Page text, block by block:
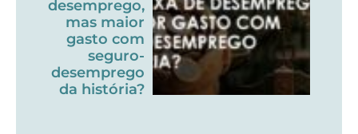
desemprego,
mas maior
gasto com
seguro-
desemprego
da história?